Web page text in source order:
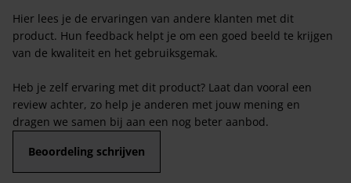
Hier lees je de ervaringen van andere klanten met dit
product. Hun feedback helpt je om een goed beeld te krijgen
van de kwaliteit en het gebruiksgemak.
Heb je zelf ervaring met dit product? Laat dan vooral een
review achter, zo help je anderen met jouw mening en
dragen we samen bij aan een nog beter aanbod.
Beoordeling schrijven